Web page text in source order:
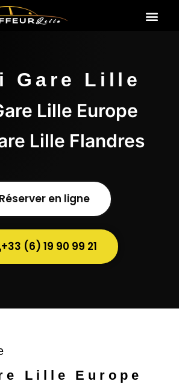
Gare Lille
Lille Europe
Lille Flandres
Réserver en ligne
+33 (6) 19 90 99 21
Lille Europe